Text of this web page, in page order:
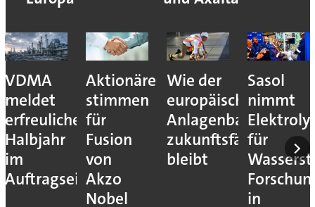
VDMA
meldet
erfreuliches
Halbjahr
im
Auftragseingang
Aktionäre
stimmen
für
Fusion
von
Akzo
Nobel
Wie der
europäische
Anlagenbau
zukunftsfähig
bleibt
Sasol
nimmt
für
in